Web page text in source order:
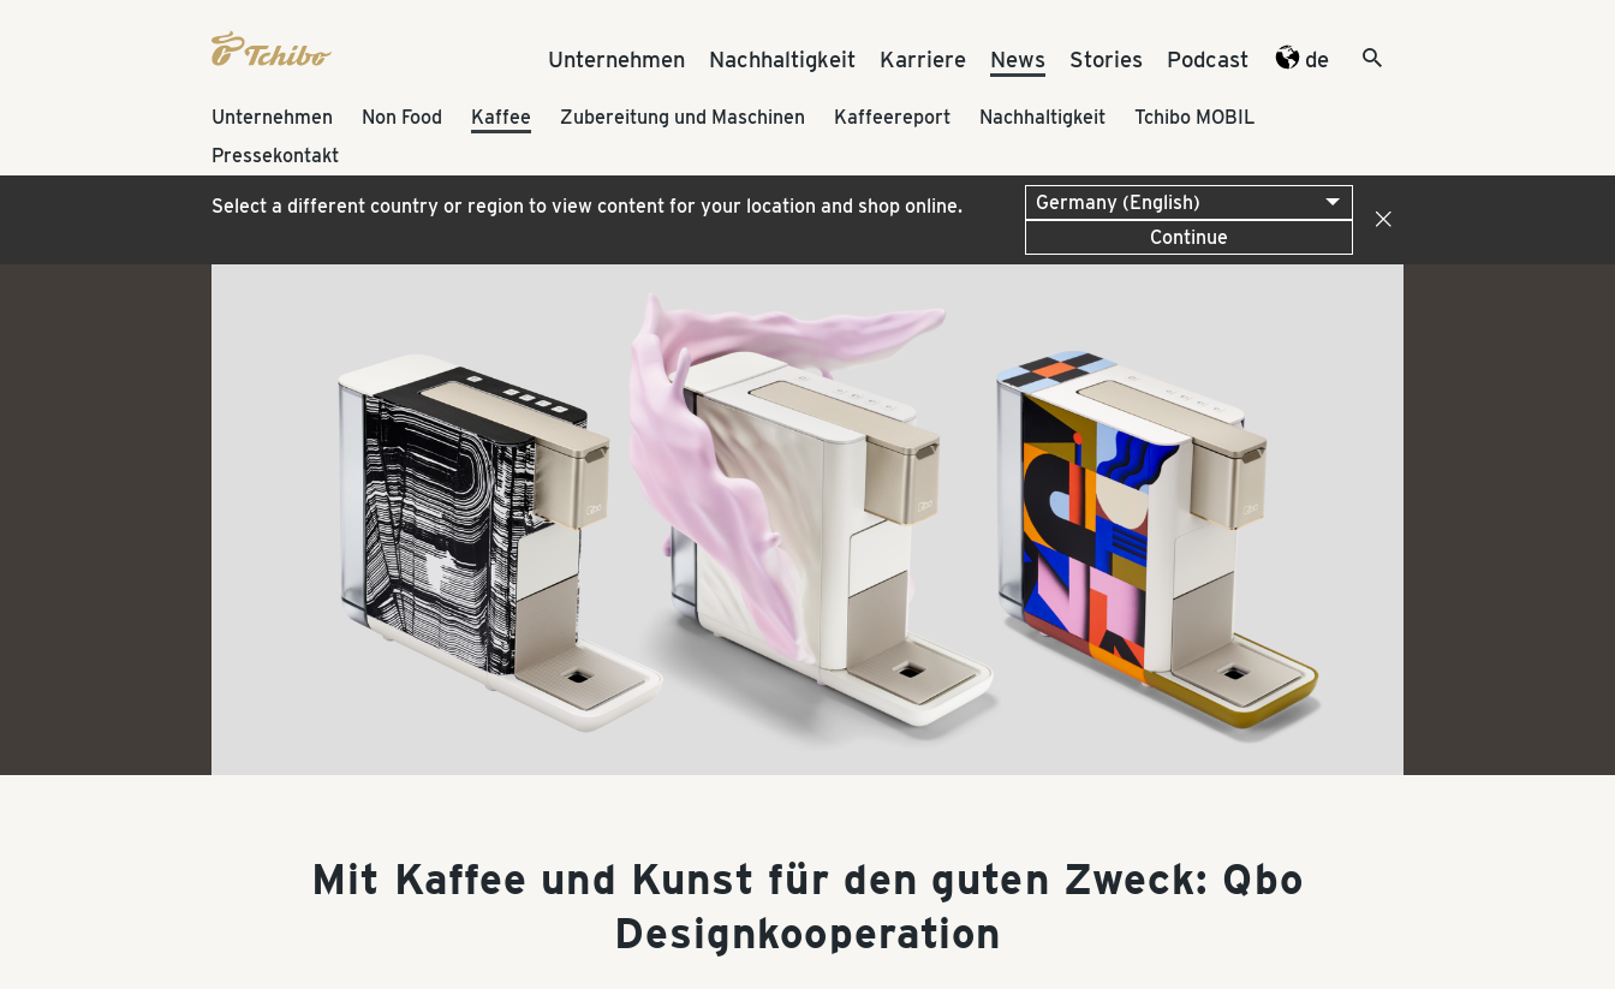
Unternehmen Nachhaltigkeit Karriere News Stories Podcast de
Unternehmen Non Food Kaffee Zubereitung und Maschinen Kaffeereport Nachhaltigkeit
Tchibo MOBIL
Pressekontakt
Select a different country or region to view content for your location and shop online.
Continue
Mit Kaffee und Kunst für den guten Zweck: Qbo
Designkooperation